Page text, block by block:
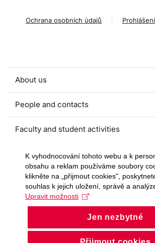
Ochrana osobních údajů
About us
People and contacts
Faculty and student activities
Projects and strategic partnerships
Documents
European sustainable development
Currently
K vyhodnocování tohoto webu a k
obsahu a reklam používáme soubory
klikněte na „přijmout cookies",
souhlas k jejich uložení, správě a
Upravit možnosti
Jen nezbytné